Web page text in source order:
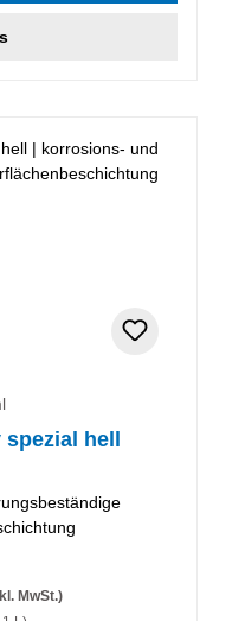
spezial hell
MwSt.)